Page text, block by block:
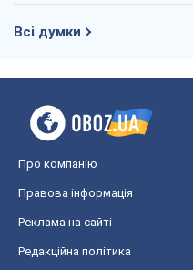
Всі думки
Про компанію
Правова інформація
Реклама на сайті
Редакційна політика